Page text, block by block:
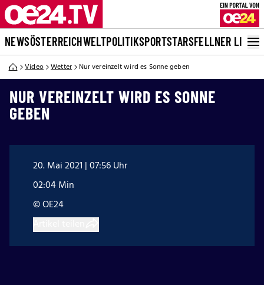
NEWSÖSTERREICHWELTPOLITIKSPORTSTARSFELLNER LIVE
Video Wetter Nur vereinzelt wird es Sonne geben
NUR VEREINZELT WIRD ES SONNE
GEBEN
20. Mai 2021 | 07:56 Uhr
02:04 Min
© OE24